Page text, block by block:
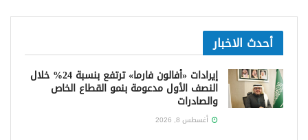
أحدث الاخبار
إيرادات «أفالون فارما» ترتفع بنسبة 24% خلال
النصف الأول مدعومة بنمو القطاع الخاص
والصادرات
أغسطس 8, 2026